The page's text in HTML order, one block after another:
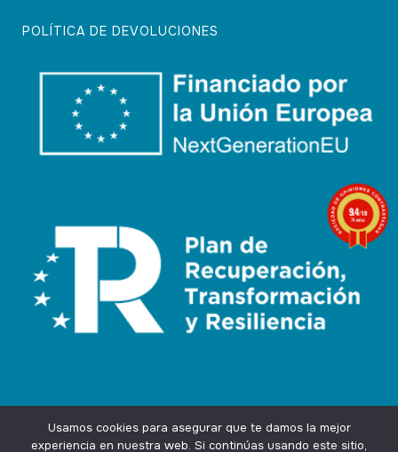
POLÍTICA DE DEVOLUCIONES
Usamos cookies para asegurar que te damos la mejor
experiencia en nuestra web. Si continúas usando este sitio,
9.4/10
74 notas